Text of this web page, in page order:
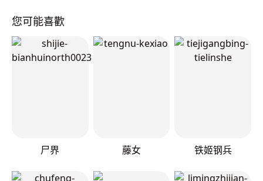
您可能喜歡
尸界 藤女 铁姬钢兵